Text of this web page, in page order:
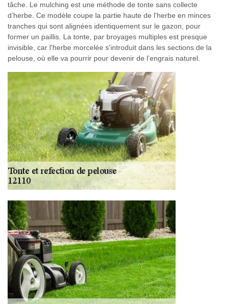
tâche. Le mulching est une méthode de tonte sans collecte
d’herbe. Ce modèle coupe la partie haute de l'herbe en minces
tranches qui sont alignées identiquement sur le gazon, pour
former un paillis. La tonte, par broyages multiples est presque
invisible, car l'herbe morcelée s'introduit dans les sections de la
pelouse, où elle va pourrir pour devenir de l’engrais naturel.